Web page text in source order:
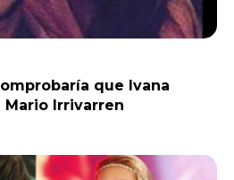
que Ivana
Irrivarren